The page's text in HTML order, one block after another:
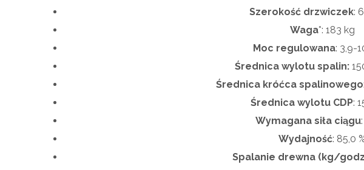
Szerokość drzwiczek:
Waga*: 183 kg
Moc regulowana: 3,9-
Średnica wylotu spalin: 15
Średnica króćca spalinowego:
Średnica wylotu CDP:
Wymagana siła ciągu:
Wydajność: 85,0
Spalanie drewna (kg/